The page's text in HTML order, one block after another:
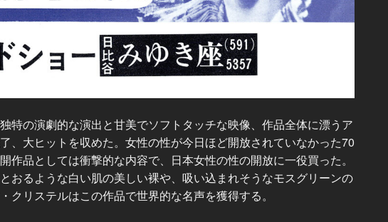
特の演劇的な演出と甘美でソフトタッチな映像、作品全体に漂うア
、大ヒットを収めた。女性の性が今日ほど開放されていなかった70
品としては衝撃的な内容で、日本女性の性の開放に一役買った。
おるような白い肌の美しい裸や、吸い込まれそうなモスグリーンの
リステルはこの作品で世界的な名声を獲得する。